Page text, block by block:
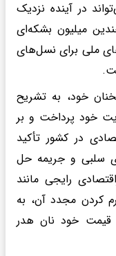
در آینده نزدیک
میلیون بشکه‌ای
ملی برای نسل‌های
خود، به تشریح
خود پرداخت و بر
در کشور تأکید
سلبی و جریمه حل
رایجی مانند
کردن مجدد آن، به
قیمت خود نان هدر